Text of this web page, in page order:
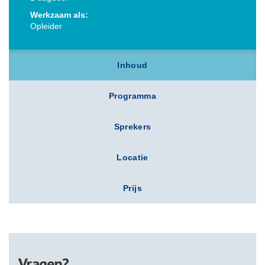
Werkzaam als:
Opleider
Inhoud
Programma
Sprekers
Locatie
Prijs